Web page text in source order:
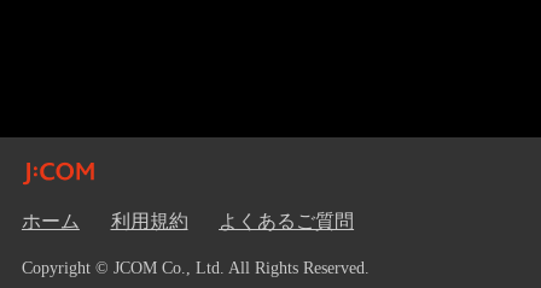
ホーム 利用規約 よくあるご質問
Copyright © JCOM Co., Ltd. All Rights Reserved.